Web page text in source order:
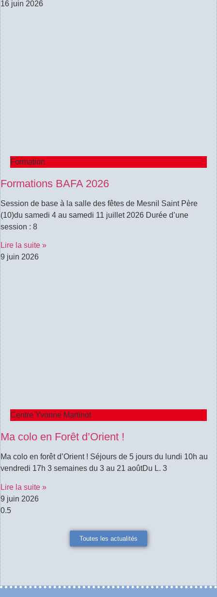
16 juin 2026
Formation
Formations BAFA 2026
Session de base à la salle des fêtes de Mesnil Saint Père
(10)du samedi 4 au samedi 11 juillet 2026 Durée d’une
session : 8
Lire la suite »
9 juin 2026
Centre Yvonne Martinot
Ma colo en Forêt d’Orient !
Ma colo en forêt d’Orient ! Séjours de 5 jours du lundi 10h au
vendredi 17h 3 semaines du 3 au 21 aoûtDu L. 3
Lire la suite »
9 juin 2026
Toutes les actualités